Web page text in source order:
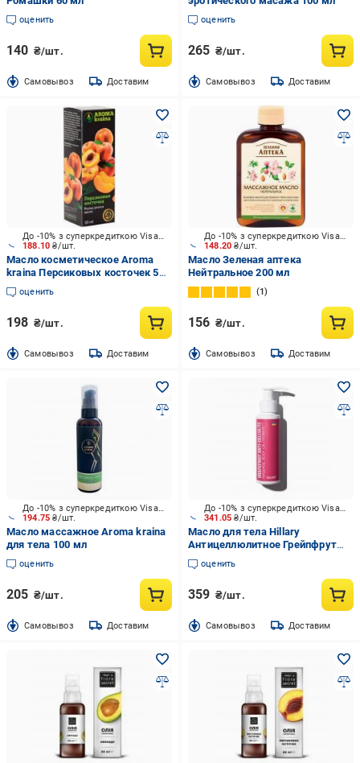
оценить
140 ₴/шт.
Cамовывоз Доставим
оценить
265 ₴/шт.
Cамовывоз Доставим
188.10₴/шт.
До -10% з суперкредиткою Visa Вигода
Масло косметическое Aroma
kraina Персиковых косточек 50
мл
оценить
198 ₴/шт.
Cамовывоз Доставим
148.20₴/шт.
До -10% з суперкредиткою Visa Вигода
Масло Зеленая аптека
Нейтральное 200 мл
1
156 ₴/шт.
Cамовывоз Доставим
194.75₴/шт.
До -10% з суперкредиткою Visa Вигода
Масло массажное Aroma kraina
для тела 100 мл
оценить
205 ₴/шт.
Cамовывоз Доставим
341.05₴/шт.
До -10% з суперкредиткою Visa Вигода
Масло для тела Hillary
Антицеллюлитное Грейпфрут
Hillary Grapefruit Anti Cellulite 100
мл
оценить
359 ₴/шт.
Cамовывоз Доставим